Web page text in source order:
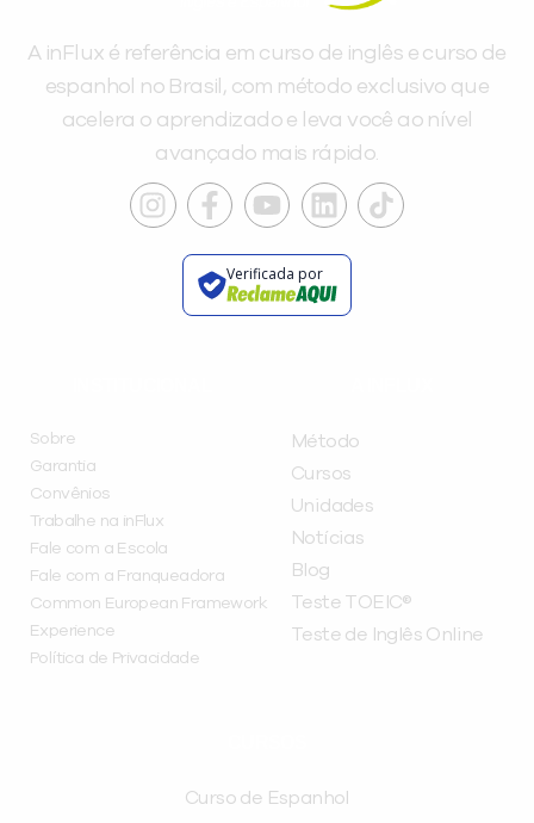
A inFlux é referência em curso de inglês e curso de
espanhol no Brasil, com método exclusivo que
acelera o aprendizado e leva você ao nível
avançado mais rápido.
Verificada por
Sobre
Garantia
Convênios
Trabalhe na inFlux
Fale com a Escola
Fale com a Franqueadora
Common European Framework
Experience
Política de Privacidade
Método
Cursos
Unidades
Notícias
Blog
Teste TOEIC®
Teste de Inglês Online
Curso de Espanhol